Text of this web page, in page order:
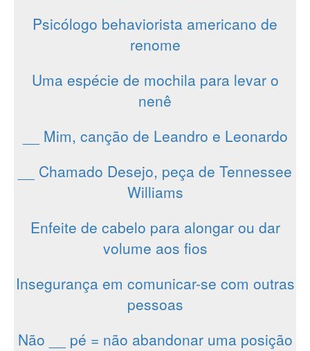
Psicólogo behaviorista americano de
renome
Uma espécie de mochila para levar o
nenê
__ Mim, canção de Leandro e Leonardo
__ Chamado Desejo, peça de Tennessee
Williams
Enfeite de cabelo para alongar ou dar
volume aos fios
Insegurança em comunicar-se com outras
pessoas
Não __ pé = não abandonar uma posição